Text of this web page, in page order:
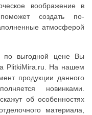
воображение в
создать по-
атмосферой
по выгодной цене Вы
PlitkiMira.ru. На нашем
продукции данного
новинками.
об особенностях
материала,